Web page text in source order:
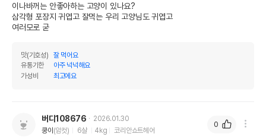
이나바꺼는 안좋아하는 고양이 있나요?
삼각형 포장지 귀엽고 잘먹는 우리 고양님도 귀엽고
여러모로 굳
맛(기호성)
잘 먹어요
유통기한
아주 넉넉해요
가성비
최고에요
버디108676
2026.01.30
쿵이(암컷) 6살 4kg 코리안쇼트헤어
0